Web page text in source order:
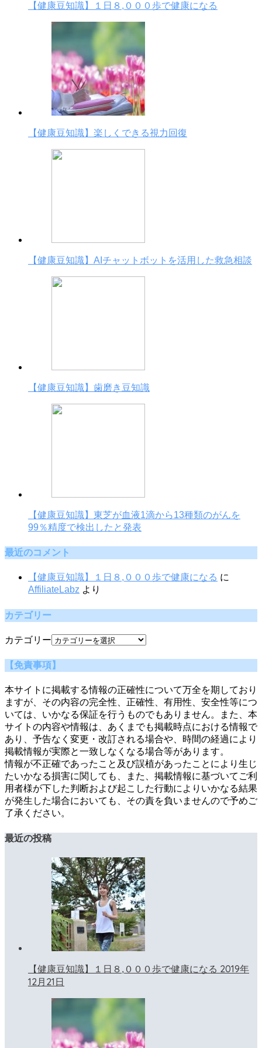
【健康豆知識】１日８,０００歩で健康になる
【健康豆知識】楽しくできる視力回復
【健康豆知識】AIチャットボットを活用した救急相談
【健康豆知識】歯磨き豆知識
【健康豆知識】東芝が血液1滴から13種類のがんを
99％精度で検出したと発表
最近のコメント
【健康豆知識】１日８,０００歩で健康になる に
AffiliateLabz より
カテゴリー
カテゴリー
【免責事項】
本サイトに掲載する情報の正確性について万全を期しており
ますが、その内容の完全性、正確性、有用性、安全性等につ
いては、いかなる保証を行うものでもありません。また、本
サイトの内容や情報は、あくまでも掲載時点における情報で
あり、予告なく変更・改訂される場合や、時間の経過により
掲載情報が実際と一致しなくなる場合等があります。
情報が不正確であったこと及び誤植があったことにより生じ
たいかなる損害に関しても、また、掲載情報に基づいてご利
用者様が下した判断および起こした行動によりいかなる結果
が発生した場合においても、その責を負いませんので予めご
了承ください。
最近の投稿
【健康豆知識】１日８,０００歩で健康になる 2019年
12月21日